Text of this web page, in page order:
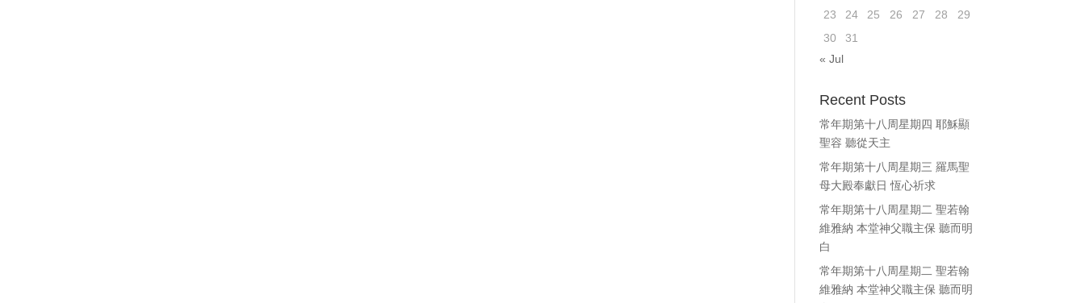
23
24 25 26 27 28
29
30
31
« Jul
Recent Posts
常年期第十八周星期四 耶穌顯
聖容 聽從天主
常年期第十八周星期三 羅馬聖
母大殿奉獻日 恆心祈求
常年期第十八周星期二 聖若翰
維雅納 本堂神父職主保 聽而明
白
常年期第十八周星期二 聖若翰
維雅納 本堂神父職主保 聽而明